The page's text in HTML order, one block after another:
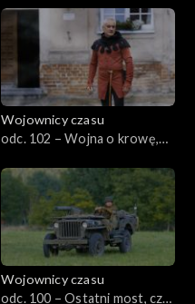
1914
Wojownicy czasu
odc. 102 – Wojna o krowę,
Wojownicy czasu
odc. 100 – Ostatni most, czyli